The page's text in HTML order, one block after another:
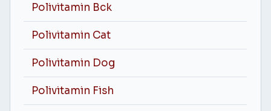
Polivitamin Bck
Polivitamin Cat
Polivitamin Dog
Polivitamin Fish